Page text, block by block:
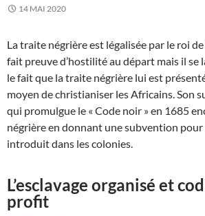
14 MAI 2020
La traite négrière est légalisée par le roi
fait preuve d’hostilité au départ mais il se
le fait que la traite négrière lui est
moyen de christianiser les Africains. Son
qui promulgue le « Code noir » en 1685
négrière en donnant une subvention pour
introduit dans les colonies.
L’esclavage organisé et
profit